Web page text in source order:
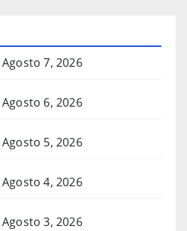
Agosto 7, 2026
Agosto 6, 2026
Agosto 5, 2026
Agosto 4, 2026
Agosto 3, 2026